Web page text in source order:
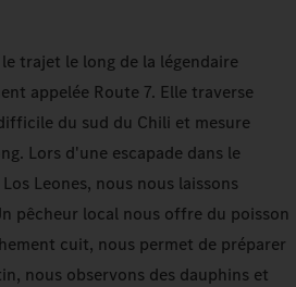
trajet le long de la légendaire
appelée Route 7. Elle traverse
du sud du Chili et mesure
Lors d'une escapade dans le
Leones, nous nous laissons
pêcheur local nous offre du poisson
cuit, nous permet de préparer
nous observons des dauphins et